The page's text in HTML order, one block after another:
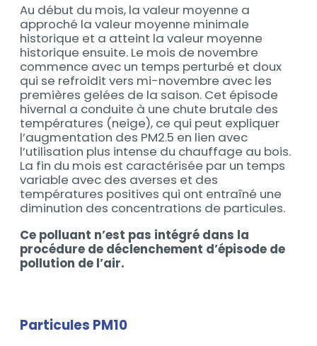
Au début du mois, la valeur moyenne a
approché la valeur moyenne minimale
historique et a atteint la valeur moyenne
historique ensuite. Le mois de novembre
commence avec un temps perturbé et doux
qui se refroidit vers mi-novembre avec les
premières gelées de la saison. Cet épisode
hivernal a conduite à une chute brutale des
températures (neige), ce qui peut expliquer
l’augmentation des PM2.5 en lien avec
l’utilisation plus intense du chauffage au bois.
La fin du mois est caractérisée par un temps
variable avec des averses et des
températures positives qui ont entraîné une
diminution des concentrations de particules.
Ce polluant n’est pas intégré dans la
procédure de déclenchement d’épisode de
pollution de l’air.
Particules PM10